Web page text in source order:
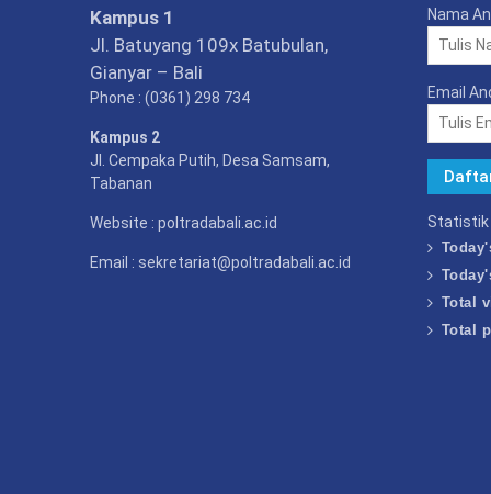
Kampus 1
Jl. Batuyang 109x Batubulan,
Gianyar – Bali
Phone : (0361) 298 734
Kampus 2
Jl. Cempaka Putih, Desa Samsam,
Tabanan
Website : poltradabali.ac.id
Email : sekretariat@poltradabali.ac.id
Nama
Email
Statistik
Total
Total